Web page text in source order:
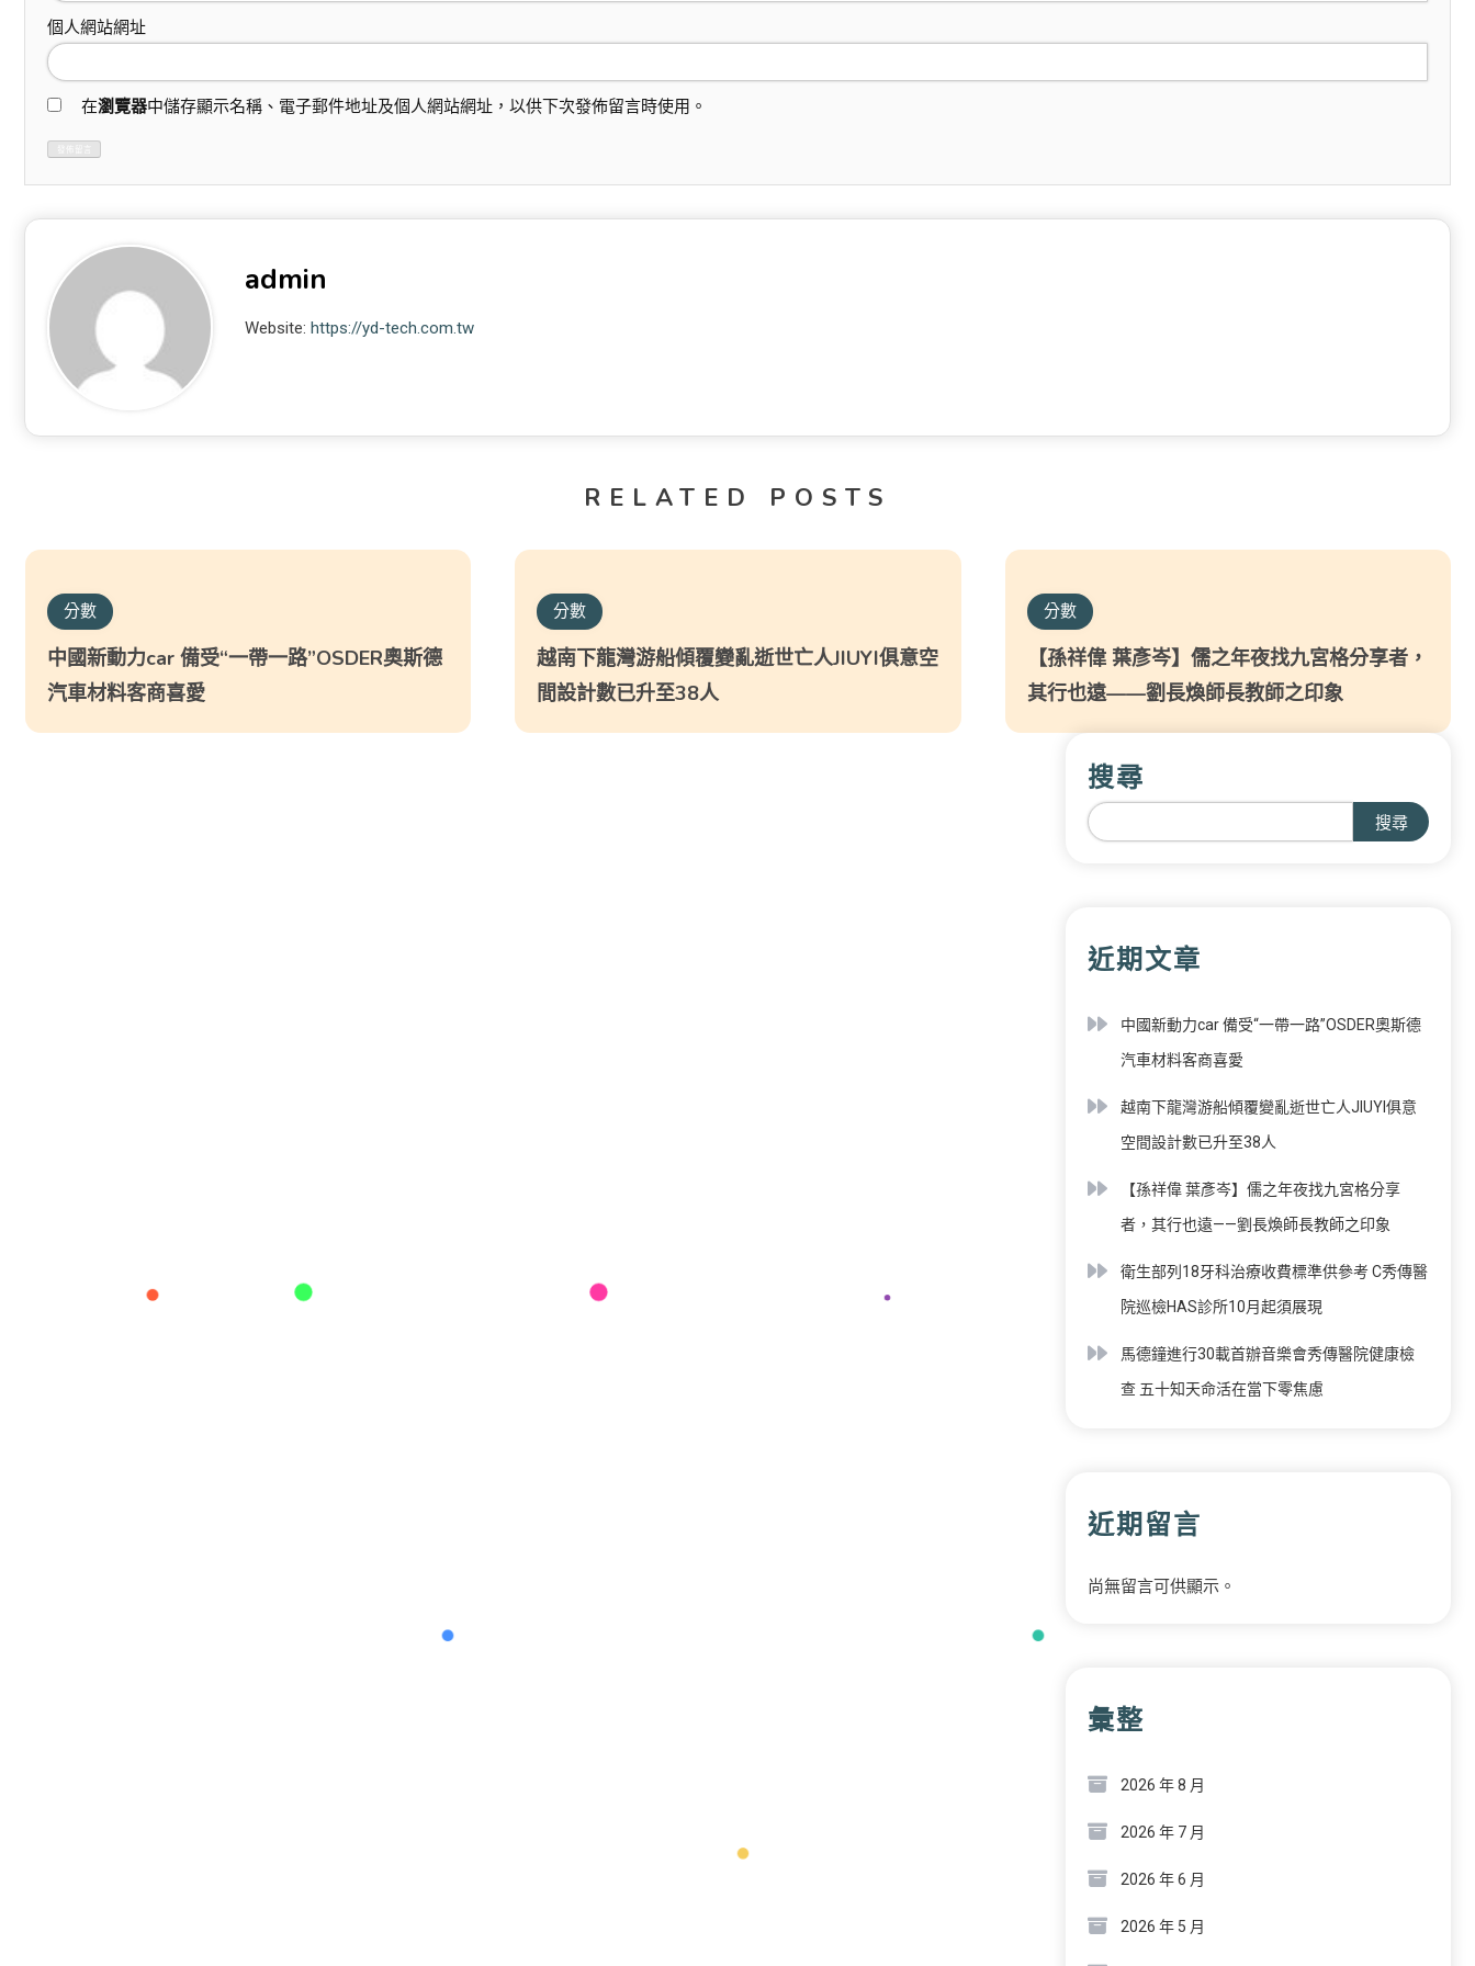
個人網站網址
在瀏覽器中儲存顯示名稱、電子郵件地址及個人網站網址，以供下次發佈留言時使用。
admin
Website:https://yd-tech.com.tw
RELATED POSTS
分數
中國新動力car 備受“一帶一路”OSDER奧斯德
汽車材料客商喜愛
分數
越南下龍灣游船傾覆變亂逝世亡人JIUYI俱意空
間設計數已升至38人
分數
【孫祥偉 葉彥岑】儒之年夜找九宮格分享者，
其行也遠——劉長煥師長教師之印象
搜尋
搜尋
近期文章
中國新動力car 備受“一帶一路”OSDER奧斯德
汽車材料客商喜愛
越南下龍灣游船傾覆變亂逝世亡人JIUYI俱意
空間設計數已升至38人
【孫祥偉 葉彥岑】儒之年夜找九宮格分享
者，其行也遠——劉長煥師長教師之印象
衛生部列18牙科治療收費標準供參考 C秀傳醫
院巡檢HAS診所10月起須展現
馬德鐘進行30載首辦音樂會秀傳醫院健康檢
查 五十知天命活在當下零焦慮
近期留言
尚無留言可供顯示。
彙整
2026 年 8 月
2026 年 7 月
2026 年 6 月
2026 年 5 月